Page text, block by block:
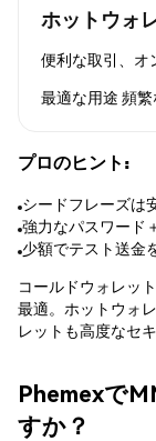
ホットウォ
便利な取引、オ
最適な用途 頻繁
プロのヒント:
シードフレーズは
強力なパスワード
少額でテスト送金
コールドウォレッ
最適。ホットウォ
レットも高度なセ
Phemexで
すか？